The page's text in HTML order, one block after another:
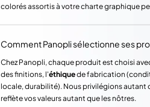
colorés assortis à votre charte graphique
Comment Panopli sélectionne ses
Chez Panopli, chaque produit est choisi
des finitions, l'éthiquede fabrication
locale, durabilité). Nous privilégions autant
reflète vos valeurs autant que les nôtres.